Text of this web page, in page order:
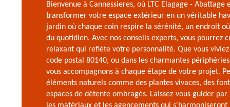
Bienvenue à Cannessieres, où LTC Elagage -
transformer votre espace extérieur en un véritable
jardin où chaque coin respire la sérénité, un endroit
du quotidien. Avec nos conseils experts, vous pourrez
relaxant qui reflète votre personnalité. Que vous
code postal 80140, ou dans les charmantes
vous accompagnons à chaque étape de votre projet.
éléments naturels comme des plantes vivaces, des
espaces de détente ombragés. Laissez-vous guider